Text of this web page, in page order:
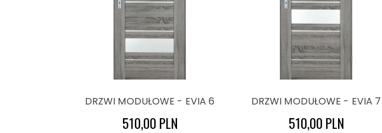
DRZWI MODUŁOWE - EVIA 6
510,00 PLN
DRZWI MODUŁOWE - EVIA 7
510,00 PLN